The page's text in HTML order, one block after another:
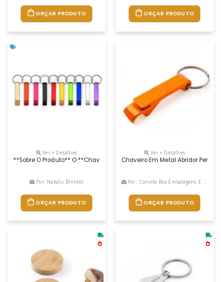
ORÇAR PRODUTO ORÇAR PRODUTO
Ver + Detalhes
**sobre O Produto** O **chaveiro De Metal Pé De Galinha
Por: Nakalu Brindes
ORÇAR PRODUTO
Ver + Detalhes
Chaveiro Em Metal Abridor
Por: Convite Box Embalagens E Brindes Especiais
ORÇAR PRODUTO